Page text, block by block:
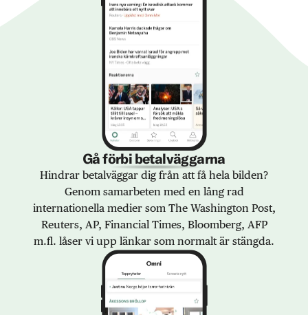
Gå förbi betalväggarna
Hindrar betalväggar dig från att få hela bilden?
Genom samarbeten med en lång rad
internationella medier som The Washington Post,
Reuters, AP, Financial Times, Bloomberg, AFP
m.fl. låser vi upp länkar som normalt är stängda.